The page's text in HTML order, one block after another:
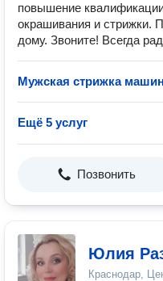
повышение
окрашивания и стрижки.
дому. Звоните! Всегда
Мужская стрижка
Ещё 5 услуг
Позвонить
Юлия
Краснодар,